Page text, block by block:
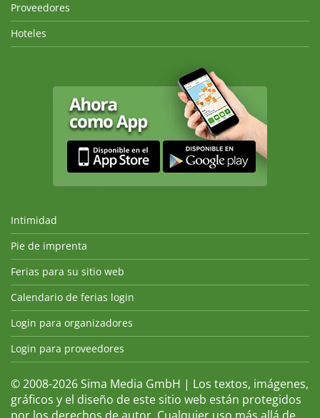
Proveedores
Hoteles
Intimidad
Pie de imprenta
Ferias para su sitio web
Calendario de ferias login
Login para organizadores
Login para proveedores
© 2008-2026 Sima Media GmbH | Los textos, imágenes,
gráficos y el diseño de este sitio web están protegidos